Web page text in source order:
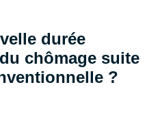
durée
chômage suite
?